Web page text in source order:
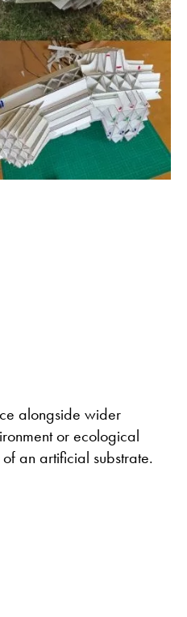
alongside wider
or ecological
an artificial substrate.